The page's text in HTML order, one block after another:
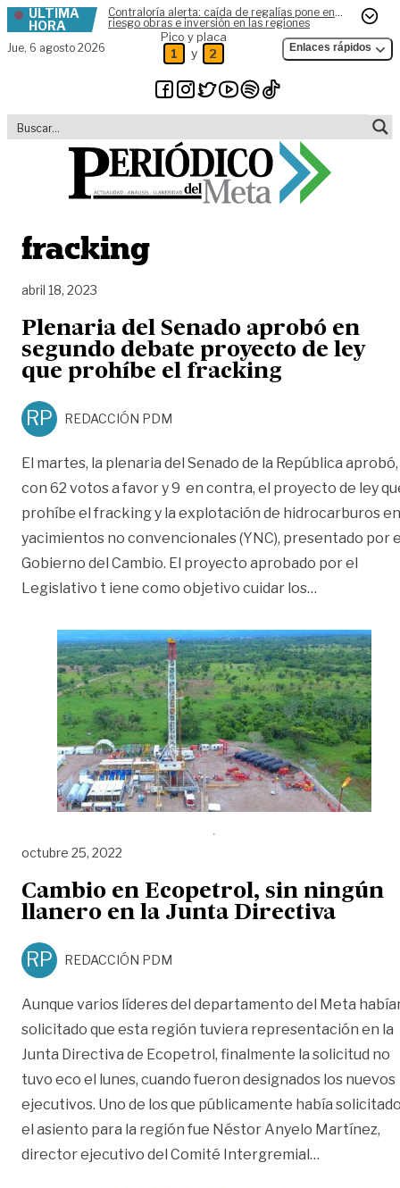
Skip to content
ÚLTIMA
HORA
Contraloría alerta: caída de regalías pone en
riesgo obras e inversión en las regiones
Jue, 6 agosto 2026
Pico y placa
1 y 2 Enlaces rápidos
fracking
abril 18, 2023
Plenaria del Senado aprobó en
segundo debate proyecto de ley
que prohíbe el fracking
RP REDACCIÓN PDM
El martes, la plenaria del Senado de la República aprobó,
con 62 votos a favor y 9 en contra, el proyecto de ley
prohíbe el fracking y la explotación de hidrocarburos en
yacimientos no convencionales (YNC), presentado por
Gobierno del Cambio. El proyecto aprobado por el
Legislativo t iene como objetivo cuidar los…
octubre 25, 2022
Cambio en Ecopetrol, sin ningún
llanero en la Junta Directiva
RP REDACCIÓN PDM
Aunque varios líderes del departamento del Meta
solicitado que esta región tuviera representación en la
Junta Directiva de Ecopetrol, finalmente la solicitud no
tuvo eco el lunes, cuando fueron designados los nuevos
ejecutivos. Uno de los que públicamente había
el asiento para la región fue Néstor Anyelo Martínez,
director ejecutivo del Comité Intergremial…